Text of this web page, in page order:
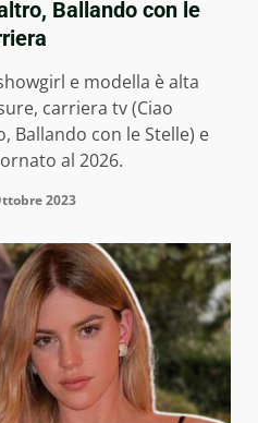
Ballando con le
e modella è alta
carriera tv (Ciao
Ballando con le Stelle) e
al 2026.
2023